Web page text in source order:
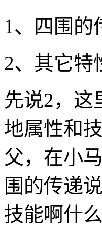
1、四围的
2、其它特
先说2，这
地属性和
父，在小
围的传递
技能啊什